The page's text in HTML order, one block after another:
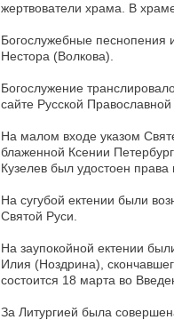
жертвователи храма. В
Богослужебные песнопения
Нестора (Волкова).
Богослужение
сайте Русской
На малом входе указом
блаженной Ксении
Кузелев был удостоен права
На сугубой ектении были
Святой Руси.
На заупокойной ектении
Илия (Ноздрина),
состоится 18 марта во
За Литургией была